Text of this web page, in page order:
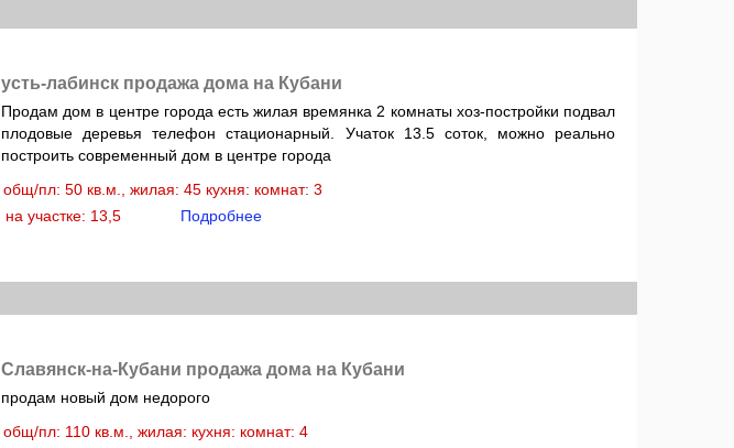
усть-лабинск продажа дома на Кубани
Продам дом в центре города есть жилая времянка 2 комнаты хоз-постройки подвал
плодовые деревья телефон стационарный. Учаток 13.5 соток, можно реально
построить современный дом в центре города
общ/пл: 50 кв.м., жилая: 45 кухня: комнат: 3
на участке: 13,5
Подробнее
Славянск-на-Кубани продажа дома на Кубани
продам новый дом недорого
общ/пл: 110 кв.м., жилая: кухня: комнат: 4